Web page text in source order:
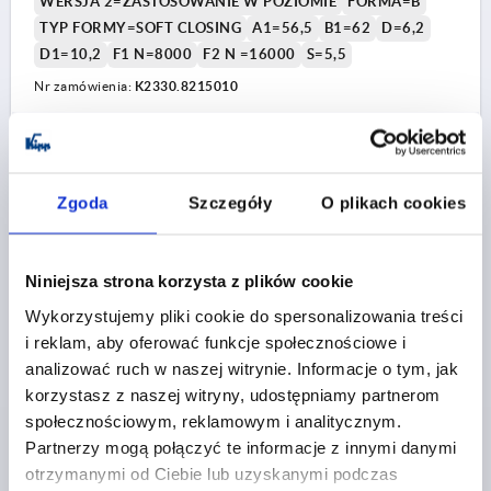
Zgoda Szczegóły O plikach cookies
Niniejsza strona korzysta z plików cookie
Wykorzystujemy pliki cookie do spersonalizowania treści
i reklam, aby oferować funkcje społecznościowe i
analizować ruch w naszej witrynie. Informacje o tym, jak
korzystasz z naszej witryny, udostępniamy partnerom
społecznościowym, reklamowym i analitycznym.
Partnerzy mogą połączyć te informacje z innymi danymi
otrzymanymi od Ciebie lub uzyskanymi podczas
TYP FORMY=SOFT CLOSING
A1=56,5 B1=62
D=6,2
D1=10,2
F1 N=8000 F2 N =16000 S=5,5
Nr zamówienia: K2330.8215010
436,65 PLN
SZCZEGÓŁY
K2330 B
ZAWIAS SPREZYNUJACY SPREZYNA ZAMYKAJACA,
ZASTOSOWANIE W PIONIE A=82,5, B=150, FORMA:B,
SOFT CLOSING, ALUMINIUM BEZBARWNY